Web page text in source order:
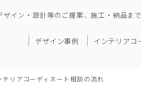
ザイン・設計等のご提案、施工・納品ま
デザイン事例 インテリアコ
テリアコーディネート相談の流れ